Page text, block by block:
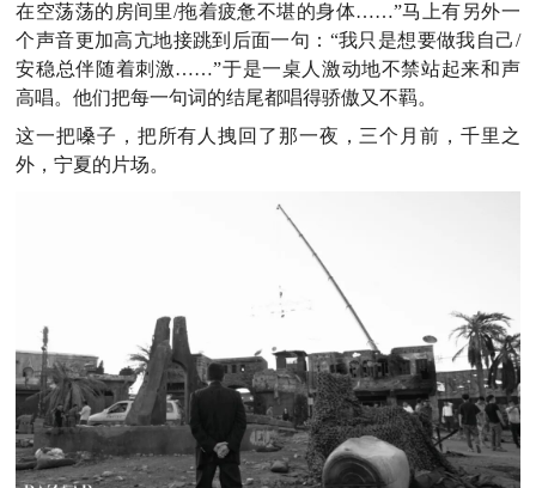
在空荡荡的房间里/拖着疲惫不堪的身体……”马上有另外一
个声音更加高亢地接跳到后面一句：“我只是想要做我自己/
安稳总伴随着刺激……”于是一桌人激动地不禁站起来和声
高唱。他们把每一句词的结尾都唱得骄傲又不羁。
这一把嗓子，把所有人拽回了那一夜，三个月前，千里之
外，宁夏的片场。